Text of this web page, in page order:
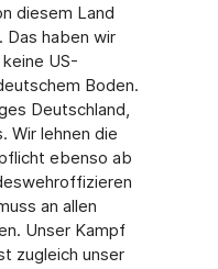
diesem Land
Das haben wir
US-
Boden.
Deutschland,
Wir lehnen die
ebenso ab
an allen
Unser Kampf
zugleich unser